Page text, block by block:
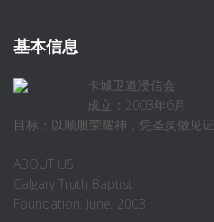
基本信息
卡城卫道浸信会
成立：2003年6月
目标：以顺服荣耀神，凭圣灵做见证
ABOUT US
Calgary Truth Baptist
Foundation: June, 2003